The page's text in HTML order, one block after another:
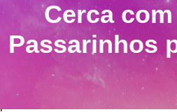
Cerca
Passarinhos
Início
Produtos marcados com a tag
para bordar”